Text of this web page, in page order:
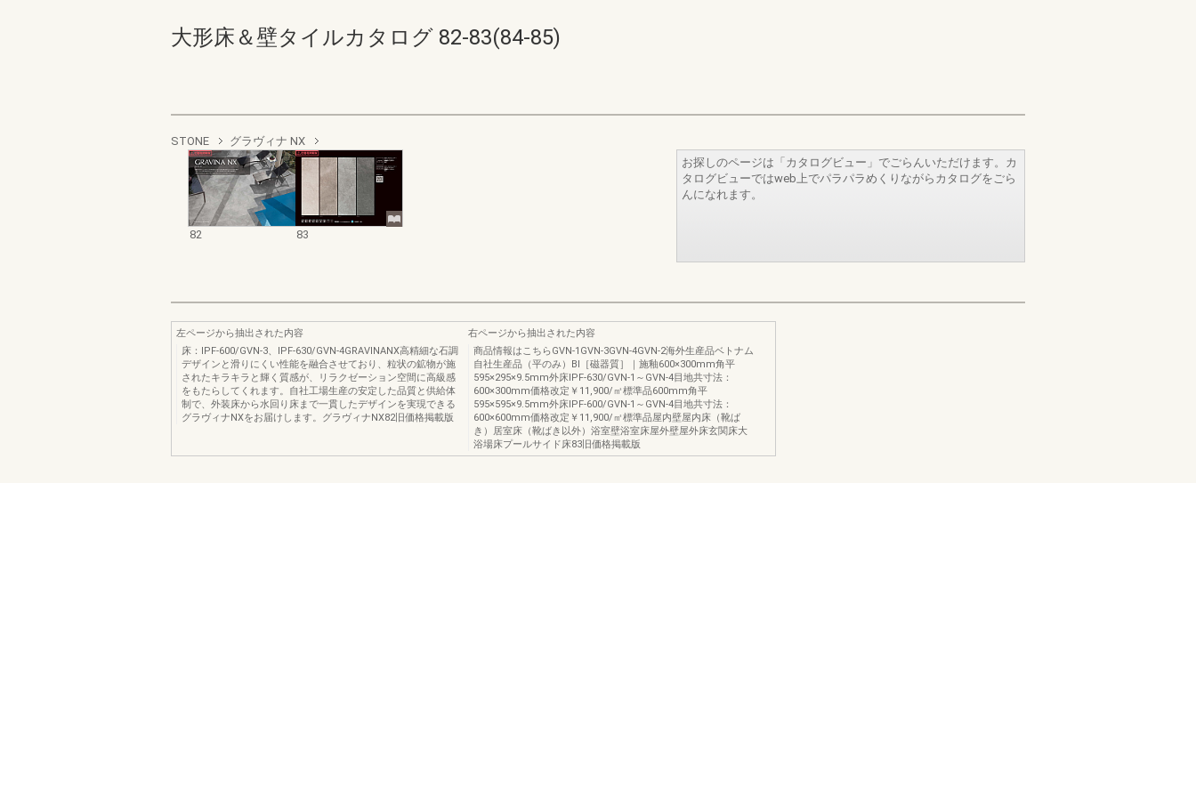
大形床＆壁タイルカタログ 82-83(84-85)
STONE グラヴィナ NX
82 83
お探しのページは「カタログビュー」でごらんいただけます。カ
タログビューではweb上でパラパラめくりながらカタログをごら
んになれます。
左ページから抽出された内容
床：IPF‐600/GVN‐3、IPF‐630/GVN‐4GRAVINANX高精細な石調
デザインと滑りにくい性能を融合させており、粒状の鉱物が施
されたキラキラと輝く質感が、リラクゼーション空間に高級感
をもたらしてくれます。自社工場生産の安定した品質と供給体
制で、外装床から水回り床まで一貫したデザインを実現できる
グラヴィナNXをお届けします。グラヴィナNX82旧価格掲載版
右ページから抽出された内容
商品情報はこちらGVN‐1​GVN‐3GVN‐4GVN‐2海外生産品ベトナム
自社生産品（平のみ）​BⅠ［磁器質］｜施釉600×300mm角平
595×295×9.5mm外床IPF‐630/GVN‐1～GVN‐4目地共寸法：
600×300mm価格改定￥11,900/㎡標準品600mm角平
595×595×9.5mm外床IPF‐600/GVN‐1～GVN‐4目地共寸法：
600×600mm価格改定￥11,900/㎡標準品屋内壁屋内床（靴ば
き）居室床（靴ばき以外）浴室壁浴室床屋外壁屋外床玄関床大
浴場床プールサイド床83旧価格掲載版